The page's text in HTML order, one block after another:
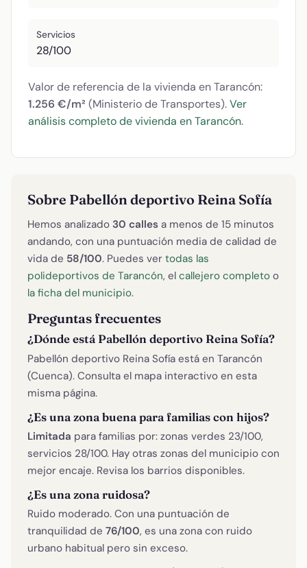
Servicios
28/100
Valor de referencia de la vivienda en Tarancón:
1.256 €/m² (Ministerio de Transportes).Ver
análisis completo de vivienda en Tarancón.
Sobre Pabellón deportivo Reina Sofía
Hemos analizado 30 calles a menos de 15 minutos
andando, con una puntuación media de calidad de
vida de 58/100. Puedes ver todas las
polideportivos de Tarancón, el callejero completo o
la ficha del municipio.
Preguntas frecuentes
¿Dónde está Pabellón deportivo Reina Sofía?
Pabellón deportivo Reina Sofía está en Tarancón
(Cuenca). Consulta el mapa interactivo en esta
misma página.
¿Es una zona buena para familias con hijos?
Limitada para familias por: zonas verdes 23/100,
servicios 28/100. Hay otras zonas del municipio con
mejor encaje. Revisa los barrios disponibles.
¿Es una zona ruidosa?
Ruido moderado. Con una puntuación de
tranquilidad de 76/100, es una zona con ruido
urbano habitual pero sin exceso.